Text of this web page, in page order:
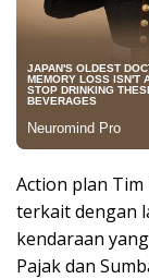
Action plan Tim
terkait dengan
kendaraan
Pajak dan